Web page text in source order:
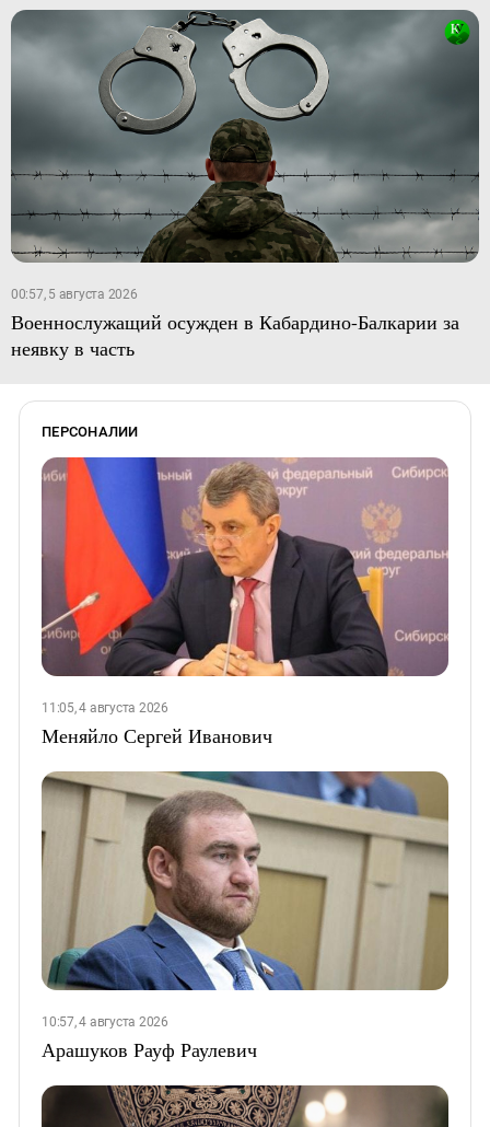
00:57, 5 августа 2026
Военнослужащий осужден в Кабардино-Балкарии за
неявку в часть
ПЕРСОНАЛИИ
11:05, 4 августа 2026
Меняйло Сергей Иванович
10:57, 4 августа 2026
Арашуков Рауф Раулевич